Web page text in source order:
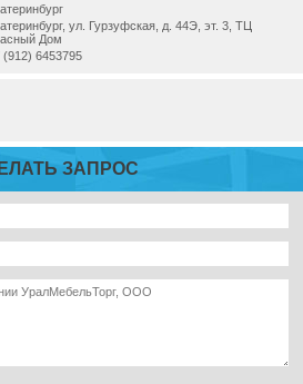
ул. Гурзуфская, д. 44Э, эт. 3, ТЦ
Дом
(912) 6453795
ЗАПРОС